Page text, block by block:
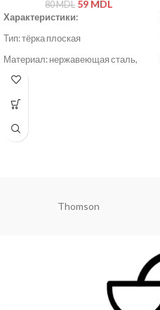
80MDL 59 MDL
Характеристики:
Тип: тёрка плоская
Материал: нержавеющая сталь,
пластик
MASTER